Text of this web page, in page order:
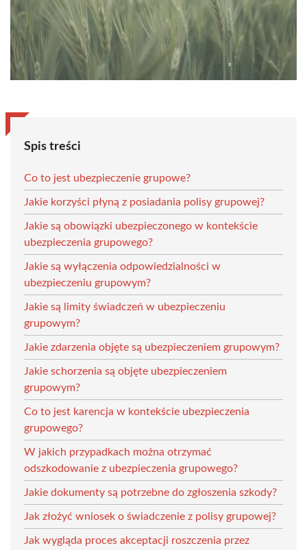
Spis treści
Co to jest ubezpieczenie grupowe?
Jakie korzyści płyną z posiadania polisy grupowej?
Jakie są obowiązki ubezpieczonego w kontekście
ubezpieczenia grupowego?
Jakie są wyłączenia odpowiedzialności w
ubezpieczeniu grupowym?
Jakie są limity świadczeń w ubezpieczeniu
grupowym?
Jakie zdarzenia objęte są ubezpieczeniem grupowym?
Jakie schorzenia są objęte ubezpieczeniem
grupowym?
Co to jest karencja w kontekście ubezpieczenia
grupowego?
W jakich przypadkach można otrzymać
odszkodowanie z ubezpieczenia grupowego?
Jakie dokumenty są potrzebne do zgłoszenia szkody?
Jak złożyć wniosek o świadczenie z polisy grupowej?
Jak wygląda proces akceptacji roszczenia przez